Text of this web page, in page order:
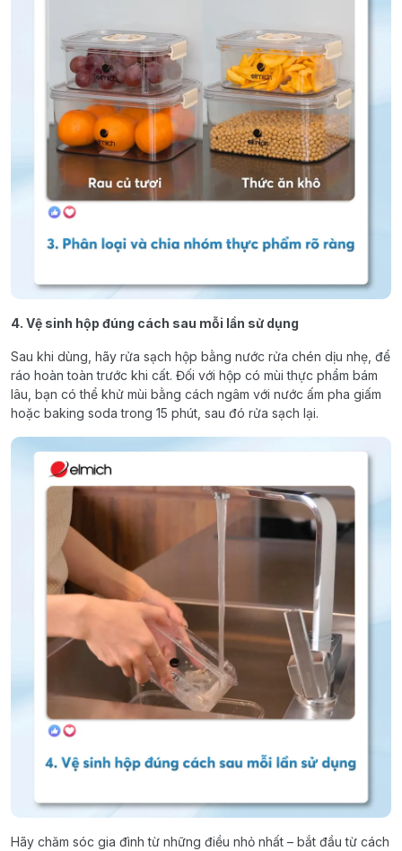
4. Vệ sinh hộp đúng cách sau mỗi lần sử dụng
Sau khi dùng, hãy rửa sạch hộp bằng nước rửa chén dịu nhẹ, để
ráo hoàn toàn trước khi cất. Đối với hộp có mùi thực phẩm bám
lâu, bạn có thể khử mùi bằng cách ngâm với nước ấm pha giấm
hoặc baking soda trong 15 phút, sau đó rửa sạch lại.
Hãy chăm sóc gia đình từ những điều nhỏ nhất – bắt đầu từ cách